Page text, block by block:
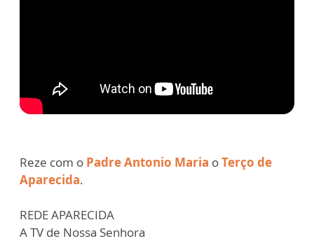
Reze com o Padre Antonio Maria oTerço de
Aparecida.
REDE APARECIDA
A TV de Nossa Senhora